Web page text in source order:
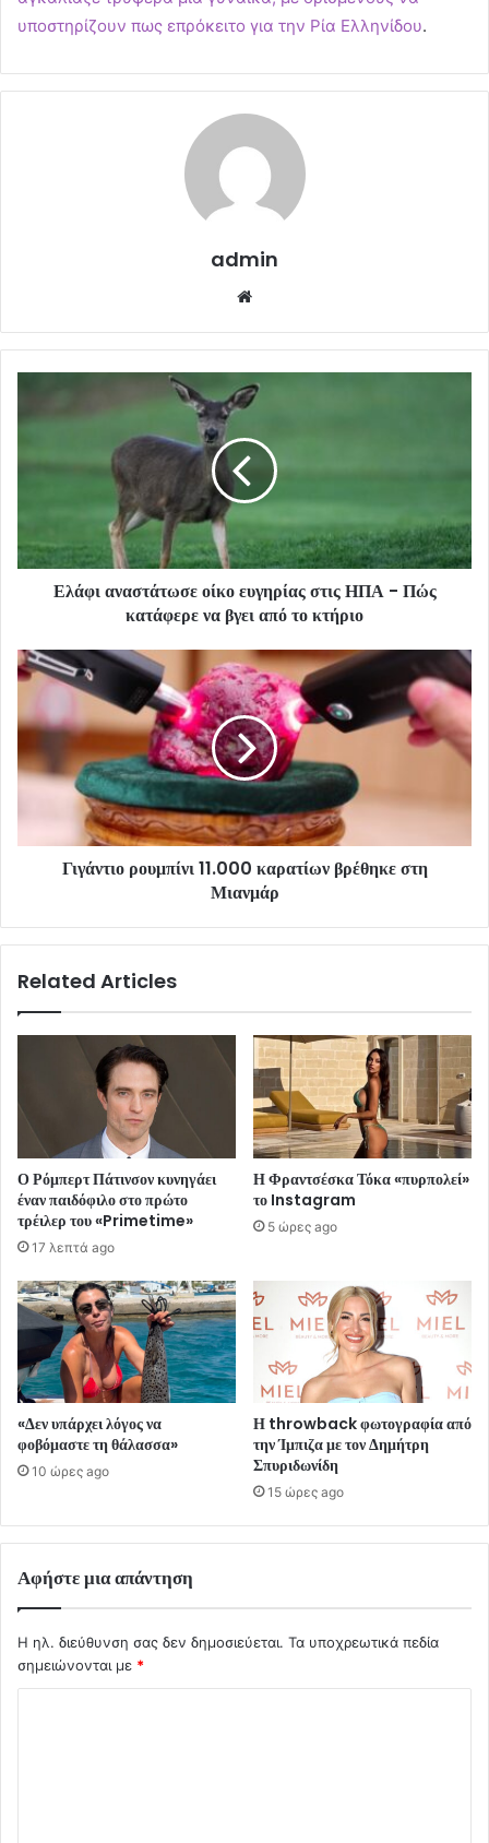
υποστηρίζουν πως επρόκειτο για την Ρία Ελληνίδου.
admin
Ελάφι αναστάτωσε οίκο ευγηρίας στις ΗΠΑ - Πώς
κατάφερε να βγει από το κτήριο
Γιγάντιο ρουμπίνι 11.000 καρατίων βρέθηκε στη
Μιανμάρ
Related Articles
Ο Ρόμπερτ Πάτινσον κυνηγάει
έναν παιδόφιλο στο πρώτο
τρέιλερ του «Primetime»
17 λεπτά ago
Η Φραντσέσκα Τόκα «πυρπολεί»
το Instagram
5 ώρες ago
«Δεν υπάρχει λόγος να
φοβόμαστε τη θάλασσα»
10 ώρες ago
Η throwback φωτογραφία από
την Ίμπιζα με τον Δημήτρη
Σπυριδωνίδη
15 ώρες ago
Αφήστε μια απάντηση
Η ηλ. διεύθυνση σας δεν δημοσιεύεται. Τα υποχρεωτικά πεδία
σημειώνονται με *